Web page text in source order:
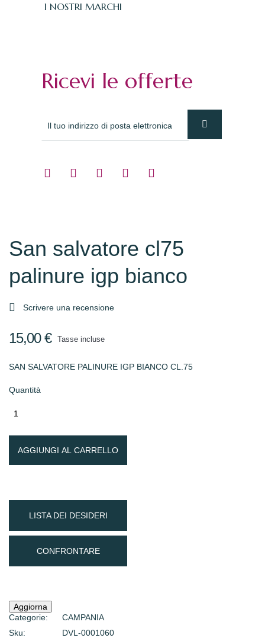
I NOSTRI MARCHI
Ricevi le offerte
San salvatore cl75
palinure igp bianco
 Scrivere una recensione
15,00 € Tasse incluse
SAN SALVATORE PALINURE IGP BIANCO CL.75
Quantità
AGGIUNGI AL CARRELLO
LISTA DEI DESIDERI
CONFRONTARE
Categorie:
CAMPANIA
Sku:
DVL-0001060